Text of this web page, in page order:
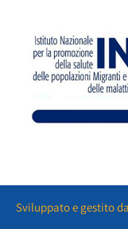
Sviluppato e gestito da